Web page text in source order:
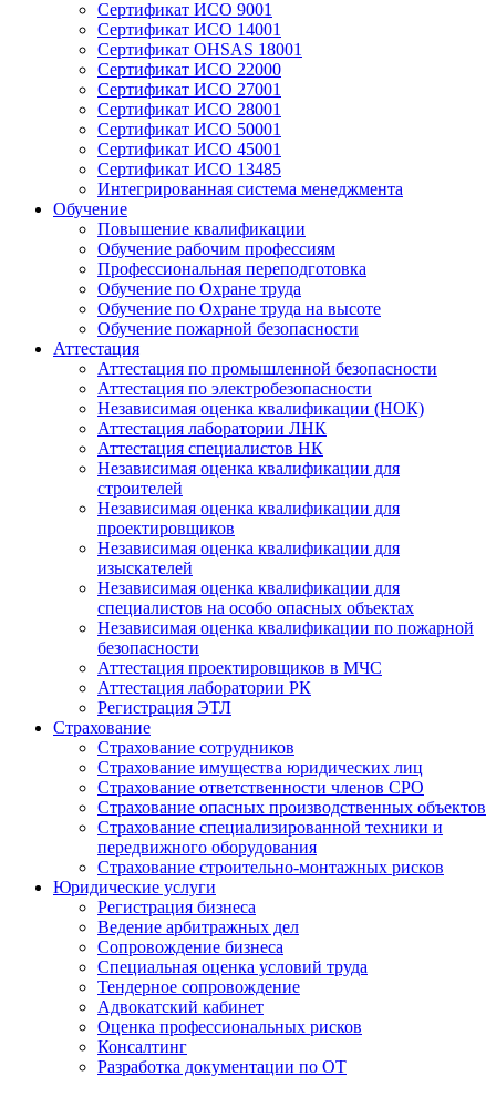
Сертификат ИСО 9001
Сертификат ИСО 14001
Сертификат OHSAS 18001
Сертификат ИСО 22000
Сертификат ИСО 27001
Сертификат ИСО 28001
Сертификат ИСО 50001
Сертификат ИСО 45001
Сертификат ИСО 13485
Интегрированная система менеджмента
Обучение
Повышение квалификации
Обучение рабочим профессиям
Профессиональная переподготовка
Обучение по Охране труда
Обучение по Охране труда на высоте
Обучение пожарной безопасности
Аттестация
Аттестация по промышленной безопасности
Аттестация по электробезопасности
Независимая оценка квалификации (НОК)
Аттестация лаборатории ЛНК
Аттестация специалистов НК
Независимая оценка квалификации для
строителей
Независимая оценка квалификации для
проектировщиков
Независимая оценка квалификации для
изыскателей
Независимая оценка квалификации для
специалистов на особо опасных объектах
Независимая оценка квалификации по пожарной
безопасности
Аттестация проектировщиков в МЧС
Аттестация лаборатории РК
Регистрация ЭТЛ
Страхование
Страхование сотрудников
Страхование имущества юридических лиц
Страхование ответственности членов СРО
Страхование опасных производственных объектов
Страхование специализированной техники и
передвижного оборудования
Страхование строительно-монтажных рисков
Юридические услуги
Регистрация бизнеса
Ведение арбитражных дел
Сопровождение бизнеса
Специальная оценка условий труда
Тендерное сопровождение
Адвокатский кабинет
Оценка профессиональных рисков
Консалтинг
Разработка документации по ОТ